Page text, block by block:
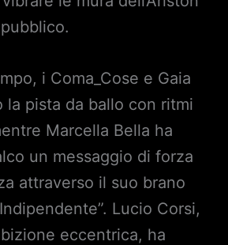
i Coma_Cose e Gaia
la pista da ballo con ritmi
Marcella Bella ha
un messaggio di forza
attraverso il suo brano
Lucio Corsi,
eccentrica, ha